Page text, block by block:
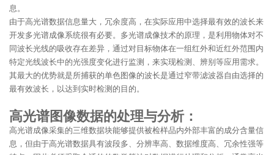
息。
由于高光谱数据信息量大，冗余度高，在实际应用中选择最有效的波长来
开发多光谱成像系统很有必要。多光谱成像技术的原理，是利用物体对不
同波长光线的吸收存在差异，通过对目标物体在一组红外和近红外范围内
特定光线波长中的光强度变化进行监测，来实现检测、辨别等应用需求。
其最大的优势就是所捕获的单色图像的波长是通过窄带滤波器自由选择的
最有效波长，以达到实时检测的目的。
高光谱图像数据的处理与分析：
高光谱成像采集的三维数据块能够提供被检样品内外部丰富的成分含量信
息，但由于高光谱数据具有波段多、分辨率高、数据维度高、冗余性强等